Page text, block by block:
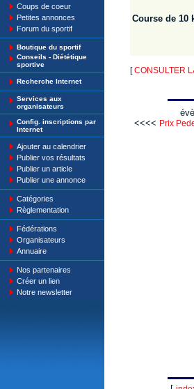
Coups de coeur
Petites annonces
Forum du sportif
Boutique du sportif
Conseils - Diététique
sportive
Recherche Internet
Services aux
organisateurs
Config. inscriptions par
Internet
Ajouter au calendrier
Publier vos résultats
Publier un article
Publier une annonce
Catégories
Règlementation
Fédérations
Organisateurs
Annuaire
Nos partenaires
Créer un lien
Notre newsletter
Course de 10
[CONSULTER
<<<< Prix